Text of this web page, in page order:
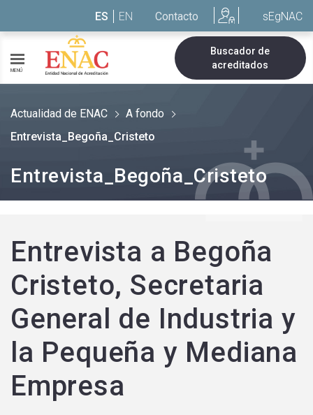
ES EN Contacto sEgNAC
MENÚ
Buscador de
acreditados
Actualidad de ENAC
A fondo
Entrevista_Begoña_Cristeto
Entrevista_Begoña_Cristeto
Entrevista a Begoña
Cristeto, Secretaria
General de Industria y
la Pequeña y Mediana
Empresa